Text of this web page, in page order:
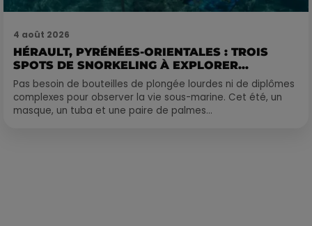
4 août 2026
HÉRAULT, PYRÉNÉES-ORIENTALES : TROIS
SPOTS DE SNORKELING À EXPLORER...
Pas besoin de bouteilles de plongée lourdes ni de diplômes
complexes pour observer la vie sous-marine. Cet été, un
masque, un tuba et une paire de palmes...